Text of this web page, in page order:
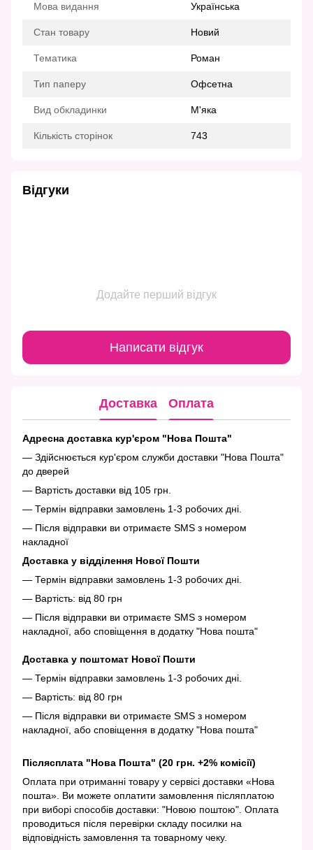
Мова видання Українська
Стан товару Новий
Тематика Роман
Тип паперу Офсетна
Вид обкладинки М'яка
Кількість сторінок 743
Відгуки
Додайте перший відгук
Написати відгук
Доставка Оплата
Адресна доставка кур'єром "Нова Пошта"
— Здійснюється кур'єром служби доставки "Нова Пошта"
до дверей
— Вартість доставки від 105 грн.
— Термін відправки замовлень 1-3 робочих дні.
— Після відправки ви отримаєте SMS з номером
накладної
Доставка у відділення Нової Пошти
— Термін відправки замовлень 1-3 робочих дні.
— Вартість: від 80 грн
— Після відправки ви отримаєте SMS з номером
накладної, або сповіщення в додатку "Нова пошта"
Доставка у поштомат Нової Пошти
— Термін відправки замовлень 1-3 робочих дні.
— Вартість: від 80 грн
— Після відправки ви отримаєте SMS з номером
накладної, або сповіщення в додатку "Нова пошта"
Післясплата "Нова Пошта" (20 грн. +2% комісії)
Оплата при отриманні товару у сервісі доставки «Нова
пошта». Ви можете оплатити замовлення післяплатою
при виборі способів доставки: "Новою поштою". Оплата
проводиться після перевірки складу посилки на
відповідність замовлення та товарному чеку.